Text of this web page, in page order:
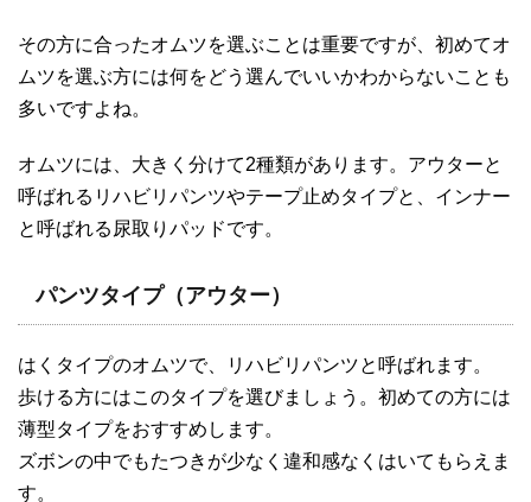
その方に合ったオムツを選ぶことは重要ですが、初めてオ
ムツを選ぶ方には何をどう選んでいいかわからないことも
多いですよね。
オムツには、大きく分けて2種類があります。アウターと
呼ばれるリハビリパンツやテープ止めタイプと、インナー
と呼ばれる尿取りパッドです。
パンツタイプ（アウター）
はくタイプのオムツで、リハビリパンツと呼ばれます。
歩ける方にはこのタイプを選びましょう。初めての方には
薄型タイプをおすすめします。
ズボンの中でもたつきが少なく違和感なくはいてもらえま
す。